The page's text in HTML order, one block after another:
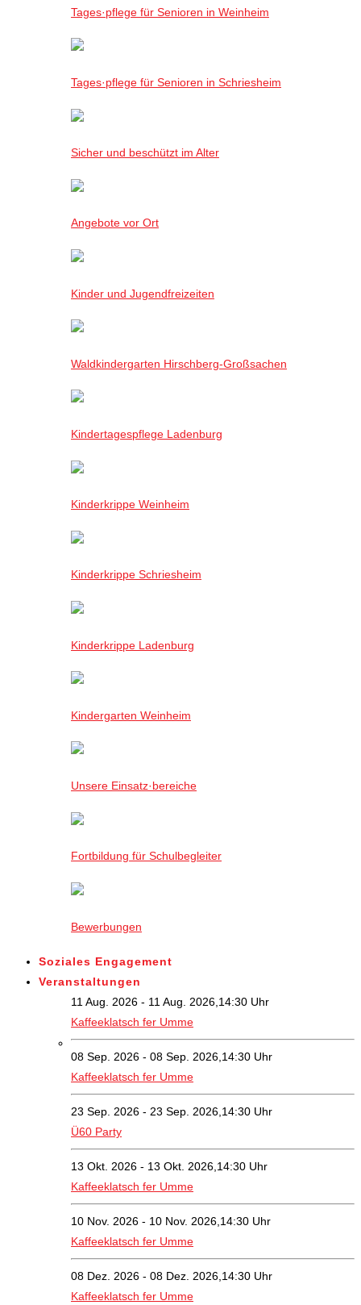
Tages·pflege für Senioren in Weinheim
Tages·pflege für Senioren in Schriesheim
Sicher und beschützt im Alter
Angebote vor Ort
Kinder und Jugendfreizeiten
Waldkindergarten Hirschberg-Großsachen
Kindertagespflege Ladenburg
Kinderkrippe Weinheim
Kinderkrippe Schriesheim
Kinderkrippe Ladenburg
Kindergarten Weinheim
Unsere Einsatz·bereiche
Fortbildung für Schulbegleiter
Bewerbungen
Soziales Engagement
Veranstaltungen
11 Aug. 2026 - 11 Aug. 2026,14:30 Uhr
Kaffeeklatsch fer Umme
08 Sep. 2026 - 08 Sep. 2026,14:30 Uhr
Kaffeeklatsch fer Umme
23 Sep. 2026 - 23 Sep. 2026,14:30 Uhr
Ü60 Party
13 Okt. 2026 - 13 Okt. 2026,14:30 Uhr
Kaffeeklatsch fer Umme
10 Nov. 2026 - 10 Nov. 2026,14:30 Uhr
Kaffeeklatsch fer Umme
08 Dez. 2026 - 08 Dez. 2026,14:30 Uhr
Kaffeeklatsch fer Umme